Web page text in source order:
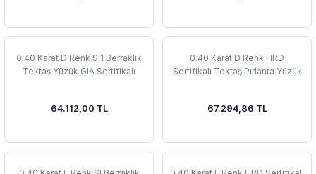
0.40 Karat D Renk SI1 Berraklık
Tektaş Yüzük GIA Sertifikalı
64.112,00 TL
0.40 Karat D Renk HRD
Sertifikalı Tektaş Pırlanta Yüzük
67.294,86 TL